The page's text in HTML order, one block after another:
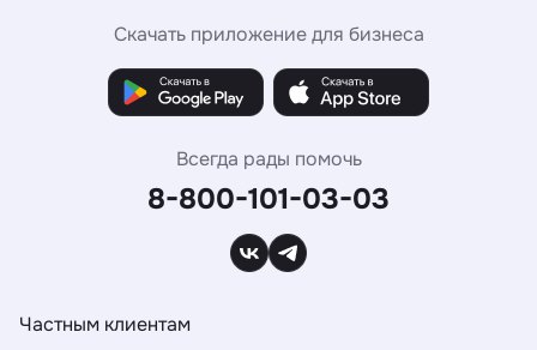
Скачать приложение для бизнеса
Всегда рады помочь
8-800-101-03-03
Частным клиентам